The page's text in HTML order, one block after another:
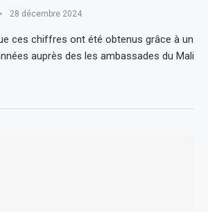
28 décembre 2024
ces chiffres ont été obtenus grâce à un
auprès des les ambassades du Mali